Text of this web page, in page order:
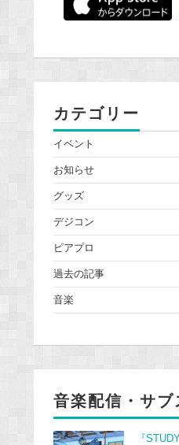
カテゴリー
イベント
お知らせ
グッズ
デジコン
ピアプロ
過去の記事
音楽
音楽配信・サブ
『